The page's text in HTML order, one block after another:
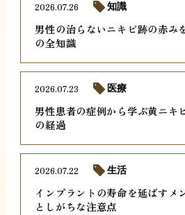
男性の治らないニキビ跡の赤み
の全知識
2026.07.26 知識
男性患者の症例から学ぶ黄ニキ
の経過
2026.07.23 医療
インプラントの寿命を延ばすメ
としがちな注意点
2026.07.22 生活